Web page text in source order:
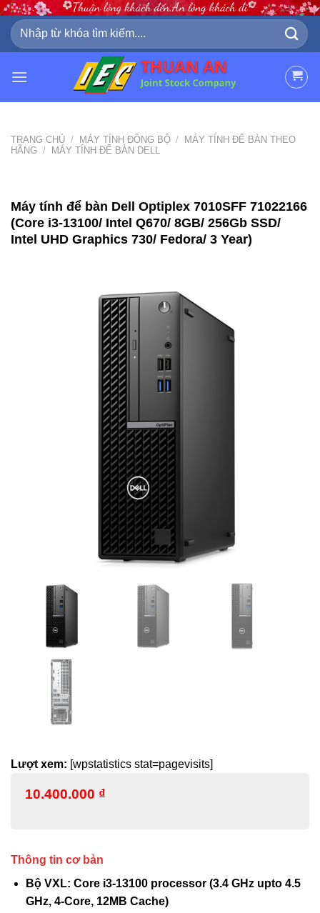
Skip
content
Tìm
kiếm:
TRANG CHỦ / MÁY TÍNH ĐỒNG BỘ / MÁY TÍNH ĐỂ BÀN THEO
HÃNG / MÁY TÍNH ĐỂ BÀN DELL
Máy tính để bàn Dell Optiplex 7010SFF 71022166
(Core i3-13100/ Intel Q670/ 8GB/ 256Gb SSD/
Intel UHD Graphics 730/ Fedora/ 3 Year)
Lượt xem: [wpstatistics stat=pagevisits]
10.400.000 ₫
Thông tin cơ bản
Bộ VXL: Core i3-13100 processor (3.4 GHz upto 4.5
GHz, 4-Core, 12MB Cache)